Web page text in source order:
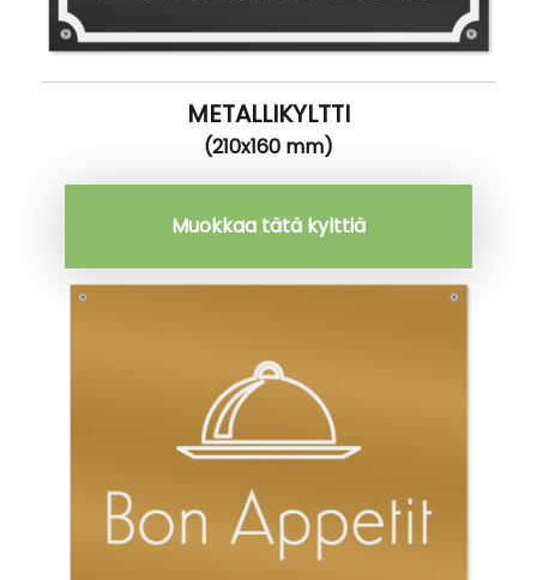
METALLIKYLTTI
(210x160 mm)
Muokkaa tätä kylttiä